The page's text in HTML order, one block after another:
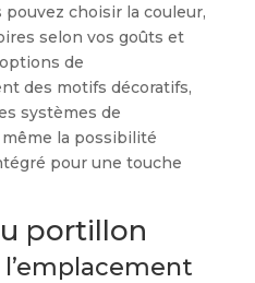
choisir la couleur,
selon vos goûts et
de
des motifs décoratifs,
systèmes de
la possibilité
pour une touche
portillon